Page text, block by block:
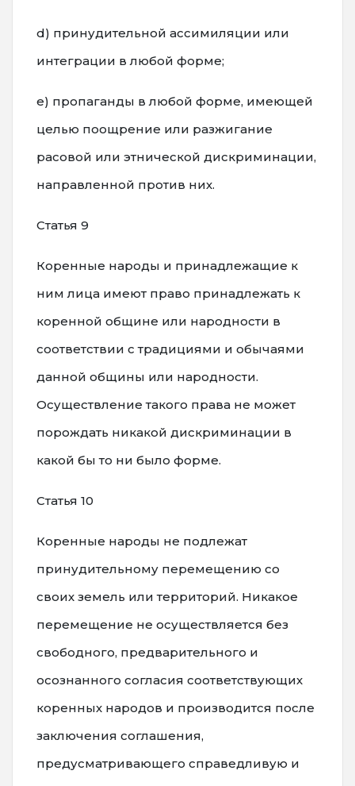
d) принудительной ассимиляции или
интеграции в любой форме;
е) пропаганды в любой форме, имеющей
целью поощрение или разжигание
расовой или этнической дискриминации,
направленной против них.
Статья 9
Коренные народы и принадлежащие к
ним лица имеют право принадлежать к
коренной общине или народности в
соответствии с традициями и обычаями
данной общины или народности.
Осуществление такого права не может
порождать никакой дискриминации в
какой бы то ни было форме.
Статья 10
Коренные народы не подлежат
принудительному перемещению со
своих земель или территорий. Никакое
перемещение не осуществляется без
свободного, предварительного и
осознанного согласия соответствующих
коренных народов и производится после
заключения соглашения,
предусматривающего справедливую и